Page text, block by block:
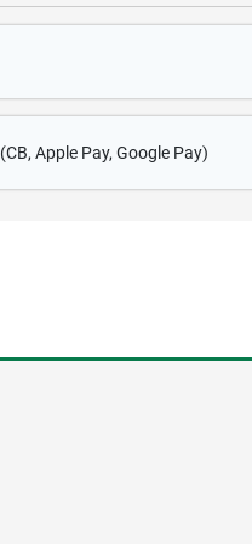
(CB, Apple Pay, Google Pay)